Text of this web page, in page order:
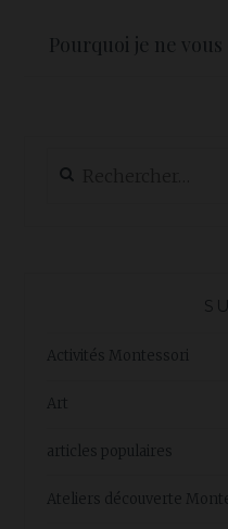
Pourquoi je ne
Activités Montessori
Art
articles populaires
Ateliers découverte